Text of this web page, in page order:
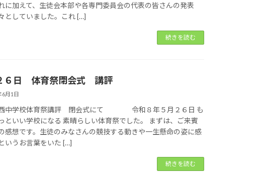
に加えて、生徒会本部や各専門委員会の代表の皆さんの発表
としていました。これ […]
続きを読む
６日 体育祭閉会式 講評
6月1日
中学校体育祭講評 閉会式にて 令和８年５月２６日 も
といい学校になる 素晴らしい体育祭でした。 まずは、ご来賓
感想です。生徒のみなさんの競技する動きや一生懸命の姿に感
いうお言葉をいた […]
続きを読む